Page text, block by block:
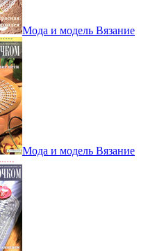
Мода и модель Вязание
Мода и модель Вязание